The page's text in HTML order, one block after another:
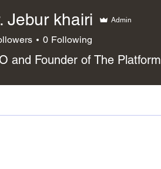
Jebur khairi Admin
0 Following
and Founder of The Platform